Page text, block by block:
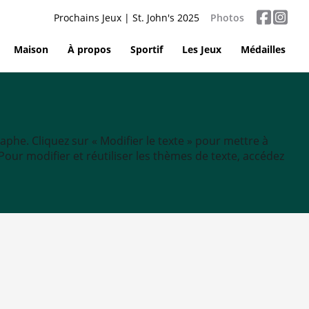
Prochains Jeux | St. John's 2025 Photos
Maison À propos Sportif Les Jeux Médailles
Cliquez sur « Modifier le texte » pour mettre à
modifier et réutiliser les thèmes de texte, accédez